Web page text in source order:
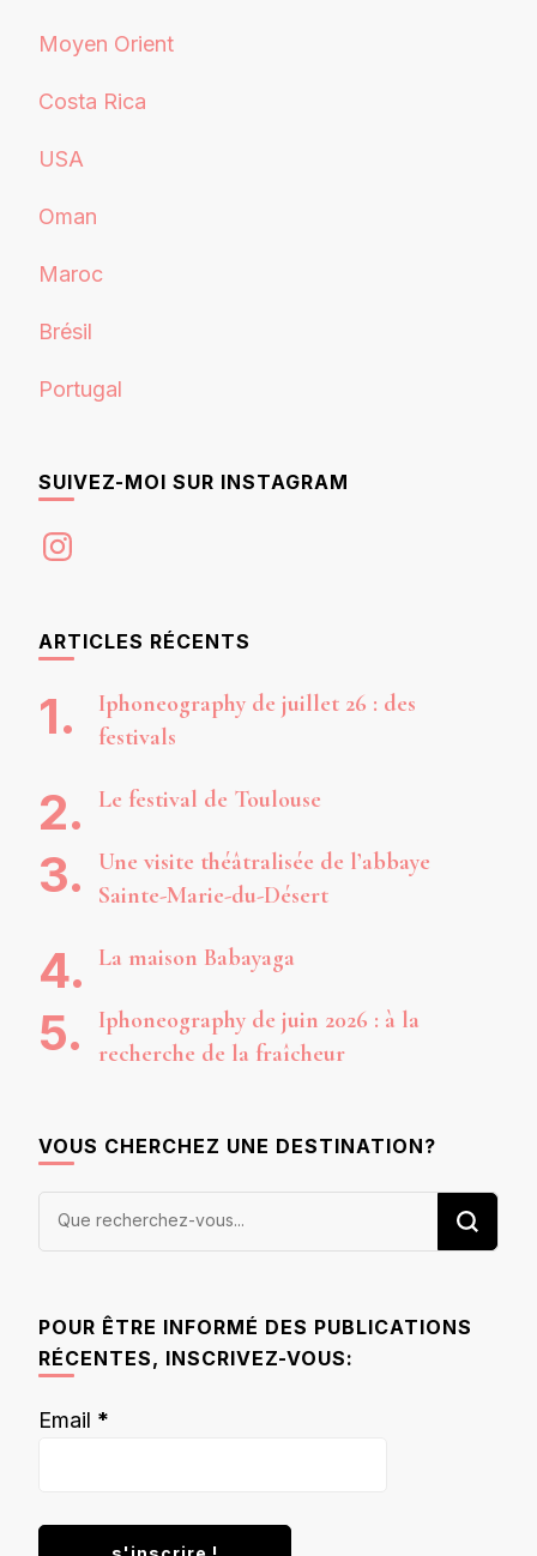
Moyen Orient
Costa Rica
USA
Oman
Maroc
Brésil
Portugal
SUIVEZ-MOI SUR INSTAGRAM
Instagram
ARTICLES RÉCENTS
Iphoneography de juillet 26 : des
festivals
Le festival de Toulouse
Une visite théâtralisée de l’abbaye
Sainte-Marie-du-Désert
La maison Babayaga
Iphoneography de juin 2026 : à la
recherche de la fraîcheur
VOUS CHERCHEZ UNE DESTINATION?
Vous
POUR ÊTRE INFORMÉ DES PUBLICATIONS
RÉCENTES, INSCRIVEZ-VOUS:
Email *